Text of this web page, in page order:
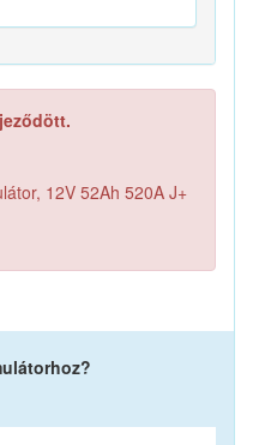
12V 52Ah 520A J+